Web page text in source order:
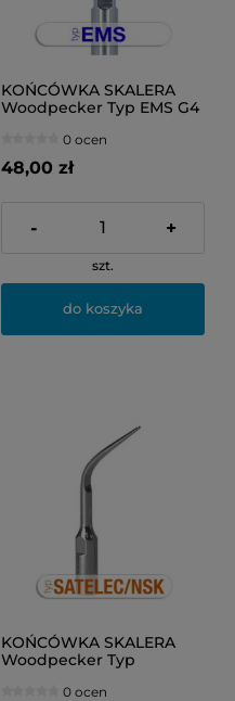
KOŃCÓWKA SKALERA
Woodpecker Typ EMS G4
0 ocen
48,00 zł
- +
szt.
do koszyka
KOŃCÓWKA SKALERA
Woodpecker Typ
0 ocen